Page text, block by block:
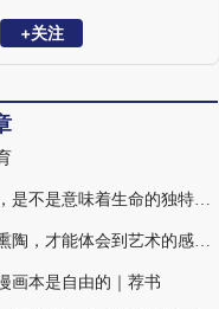
+关注
解释生命如此费劲，是不是意味着生命的独特甚至神圣呢？｜荐书
我们总是需要一些熏陶，才能体会到艺术的感人之处｜荐书
画本是自由的｜荐书